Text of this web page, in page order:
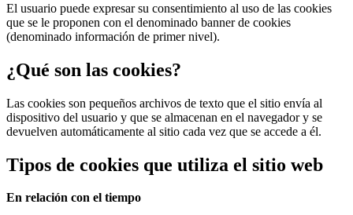
El usuario puede expresar su consentimiento al uso de las cookies
que se le proponen con el denominado banner de cookies
(denominado información de primer nivel).
¿Qué son las cookies?
Las cookies son pequeños archivos de texto que el sitio envía al
dispositivo del usuario y que se almacenan en el navegador y se
devuelven automáticamente al sitio cada vez que se accede a él.
Tipos de cookies que utiliza el sitio web
En relación con el tiempo